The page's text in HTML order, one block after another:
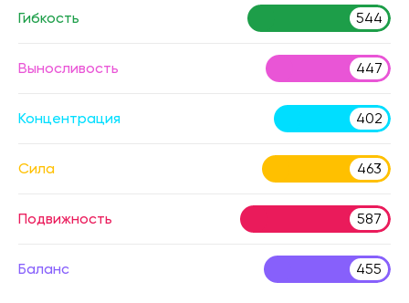
Гибкость 544
Выносливость 447
Концентрация 402
Сила 463
Подвижность 587
Баланс 455